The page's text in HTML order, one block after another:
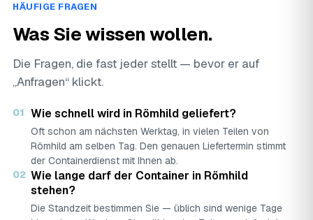
HÄUFIGE FRAGEN
Was Sie wissen wollen.
Die Fragen, die fast jeder stellt — bevor er auf
„Anfragen“ klickt.
01 Wie schnell wird in Römhild geliefert?
Oft schon am nächsten Werktag, in vielen Teilen von
Römhild am selben Tag. Den genauen Liefertermin stimmt
der Containerdienst mit Ihnen ab.
02 Wie lange darf der Container in Römhild
stehen?
Die Standzeit bestimmen Sie — üblich sind wenige Tage